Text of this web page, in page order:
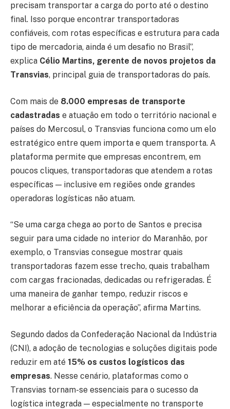
precisam transportar a carga do porto até o destino
final. Isso porque encontrar transportadoras
confiáveis, com rotas específicas e estrutura para cada
tipo de mercadoria, ainda é um desafio no Brasil”,
explica Célio Martins, gerente de novos projetos da
Transvias, principal guia de transportadoras do país.
Com mais de 8.000 empresas de transporte
cadastradas e atuação em todo o território nacional e
países do Mercosul, o Transvias funciona como um elo
estratégico entre quem importa e quem transporta. A
plataforma permite que empresas encontrem, em
poucos cliques, transportadoras que atendem a rotas
específicas — inclusive em regiões onde grandes
operadoras logísticas não atuam.
“Se uma carga chega ao porto de Santos e precisa
seguir para uma cidade no interior do Maranhão, por
exemplo, o Transvias consegue mostrar quais
transportadoras fazem esse trecho, quais trabalham
com cargas fracionadas, dedicadas ou refrigeradas. É
uma maneira de ganhar tempo, reduzir riscos e
melhorar a eficiência da operação”, afirma Martins.
Segundo dados da Confederação Nacional da Indústria
(CNI), a adoção de tecnologias e soluções digitais pode
reduzir em até 15% os custos logísticos das
empresas. Nesse cenário, plataformas como o
Transvias tornam-se essenciais para o sucesso da
logística integrada — especialmente no transporte